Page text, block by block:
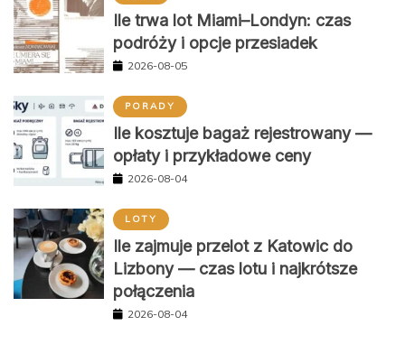
Ile trwa lot Miami–Londyn: czas
podróży i opcje przesiadek
2026-08-05
PORADY
Ile kosztuje bagaż rejestrowany —
opłaty i przykładowe ceny
2026-08-04
LOTY
Ile zajmuje przelot z Katowic do
Lizbony — czas lotu i najkrótsze
połączenia
2026-08-04